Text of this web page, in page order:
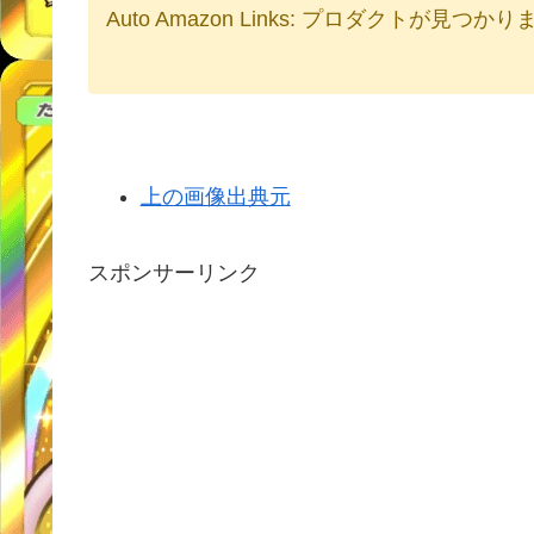
Auto Amazon Links: プロダクトが見つかりま
上の画像出典元
スポンサーリンク